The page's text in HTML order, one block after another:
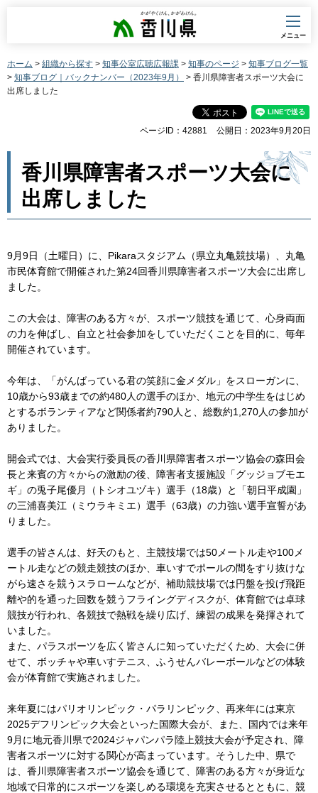
香川県
メニュー
ホーム > 組織から探す > 知事公室広聴広報課 > 知事のページ > 知事ブログ一覧
> 知事ブログ｜バックナンバー（2023年9月）
> 香川県障害者スポーツ大会に
出席しました
ページID：42881 公開日：2023年9月20日
香川県障害者スポーツ大会に
出席しました
9月9日（土曜日）に、Pikaraスタジアム（県立丸亀競技場）、丸亀
市民体育館で開催された第24回香川県障害者スポーツ大会に出席し
ました。
この大会は、障害のある方々が、スポーツ競技を通じて、心身両面
の力を伸ばし、自立と社会参加をしていただくことを目的に、毎年
開催されています。
今年は、「がんばっている君の笑顔に金メダル」をスローガンに、
10歳から93歳までの約480人の選手のほか、地元の中学生をはじめ
とするボランティアなど関係者約790人と、総数約1,270人の参加が
ありました。
開会式では、大会実行委員長の香川県障害者スポーツ協会の森田会
長と来賓の方々からの激励の後、障害者支援施設「グッジョブモエ
ギ」の兎子尾優月（トシオユヅキ）選手（18歳）と「朝日平成園」
の三浦喜美江（ミウラキミエ）選手（63歳）の力強い選手宣誓があ
りました。
選手の皆さんは、好天のもと、主競技場では50メートル走や100メ
ートル走などの競走競技のほか、車いすでポールの間をすり抜けな
がら速さを競うスラロームなどが、補助競技場では円盤を投げ飛距
離や的を通った回数を競うフライングディスクが、体育館では卓球
競技が行われ、各競技で熱戦を繰り広げ、練習の成果を発揮されて
いました。
また、パラスポーツを広く皆さんに知っていただくため、大会に併
せて、ボッチャや車いすテニス、ふうせんバレーボールなどの体験
会が体育館で実施されました。
来年夏にはパリオリンピック・パラリンピック、再来年には東京
2025デフリンピック大会といった国際大会が、また、国内では来年
9月に地元香川県で2024ジャパンパラ陸上競技大会が予定され、障
害者スポーツに対する関心が高まっています。そうした中、県で
は、香川県障害者スポーツ協会を通じて、障害のある方々が身近な
地域で日常的にスポーツを楽しめる環境を充実させるとともに、競